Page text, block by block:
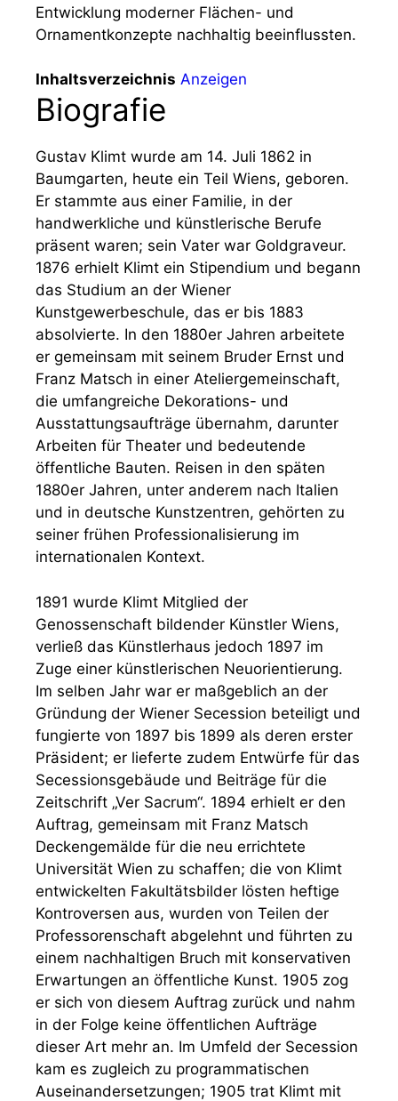
Entwicklung moderner Flächen- und
Ornamentkonzepte nachhaltig beeinflussten.
Inhaltsverzeichnis Anzeigen
Biografie
Gustav Klimt wurde am 14. Juli 1862 in
Baumgarten, heute ein Teil Wiens, geboren.
Er stammte aus einer Familie, in der
handwerkliche und künstlerische Berufe
präsent waren; sein Vater war Goldgraveur.
1876 erhielt Klimt ein Stipendium und begann
das Studium an der Wiener
Kunstgewerbeschule, das er bis 1883
absolvierte. In den 1880er Jahren arbeitete
er gemeinsam mit seinem Bruder Ernst und
Franz Matsch in einer Ateliergemeinschaft,
die umfangreiche Dekorations- und
Ausstattungsaufträge übernahm, darunter
Arbeiten für Theater und bedeutende
öffentliche Bauten. Reisen in den späten
1880er Jahren, unter anderem nach Italien
und in deutsche Kunstzentren, gehörten zu
seiner frühen Professionalisierung im
internationalen Kontext.
1891 wurde Klimt Mitglied der
Genossenschaft bildender Künstler Wiens,
verließ das Künstlerhaus jedoch 1897 im
Zuge einer künstlerischen Neuorientierung.
Im selben Jahr war er maßgeblich an der
Gründung der Wiener Secession beteiligt und
fungierte von 1897 bis 1899 als deren erster
Präsident; er lieferte zudem Entwürfe für das
Secessionsgebäude und Beiträge für die
Zeitschrift „Ver Sacrum“. 1894 erhielt er den
Auftrag, gemeinsam mit Franz Matsch
Deckengemälde für die neu errichtete
Universität Wien zu schaffen; die von Klimt
entwickelten Fakultätsbilder lösten heftige
Kontroversen aus, wurden von Teilen der
Professorenschaft abgelehnt und führten zu
einem nachhaltigen Bruch mit konservativen
Erwartungen an öffentliche Kunst. 1905 zog
er sich von diesem Auftrag zurück und nahm
in der Folge keine öffentlichen Aufträge
dieser Art mehr an. Im Umfeld der Secession
kam es zugleich zu programmatischen
Auseinandersetzungen; 1905 trat Klimt mit